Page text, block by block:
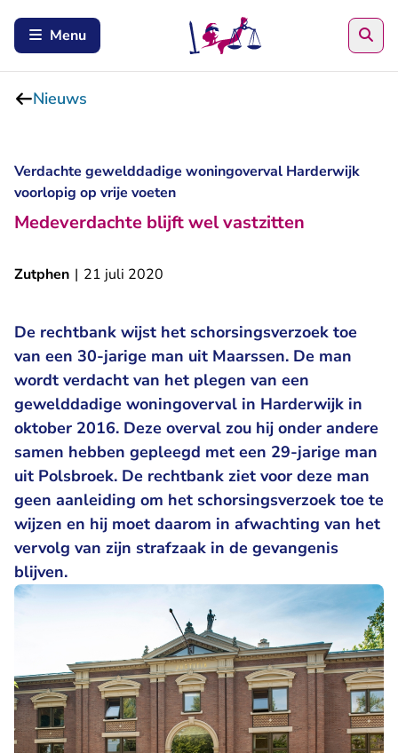
Menu
Nieuws
Verdachte gewelddadige woningoverval Harderwijk
voorlopig op vrije voeten
Medeverdachte blijft wel vastzitten
Zutphen | 21 juli 2020
De rechtbank wijst het schorsingsverzoek toe
van een 30-jarige man uit Maarssen. De man
wordt verdacht van het plegen van een
gewelddadige woningoverval in Harderwijk in
oktober 2016. Deze overval zou hij onder andere
samen hebben gepleegd met een 29-jarige man
uit Polsbroek. De rechtbank ziet voor deze man
geen aanleiding om het schorsingsverzoek toe te
wijzen en hij moet daarom in afwachting van het
vervolg van zijn strafzaak in de gevangenis
blijven.